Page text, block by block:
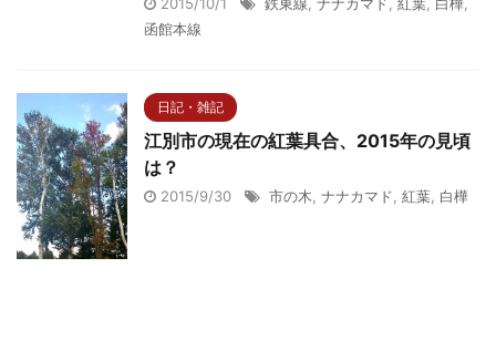
2015/10/1 鉄東線, ナナカマド , 紅葉, 白樺,
函館本線
日記・雑記
江別市の現在の紅葉具合、2015年の見頃
は？
2015/9/30 市の木, ナナカマド, 紅葉, 白樺